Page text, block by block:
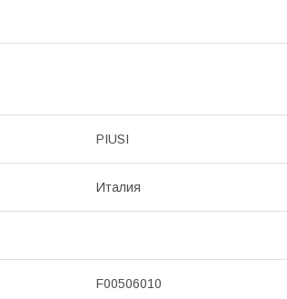
PIUSI
Италия
F00506010